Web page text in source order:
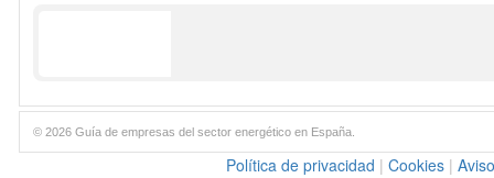
© 2026 Guía de empresas del sector energético en España.
Política de privacidad | Cookies |